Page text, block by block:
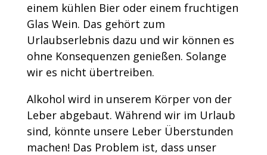
einem kühlen Bier oder einem fruchtigen
Glas Wein. Das gehört zum
Urlaubserlebnis dazu und wir können es
ohne Konsequenzen genießen. Solange
wir es nicht übertreiben.
Alkohol wird in unserem Körper von der
Leber abgebaut. Während wir im Urlaub
sind, könnte unsere Leber Überstunden
machen! Das Problem ist, dass unser